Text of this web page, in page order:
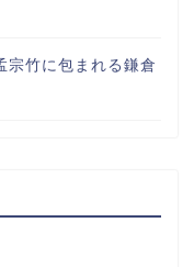
竹に包まれる鎌倉